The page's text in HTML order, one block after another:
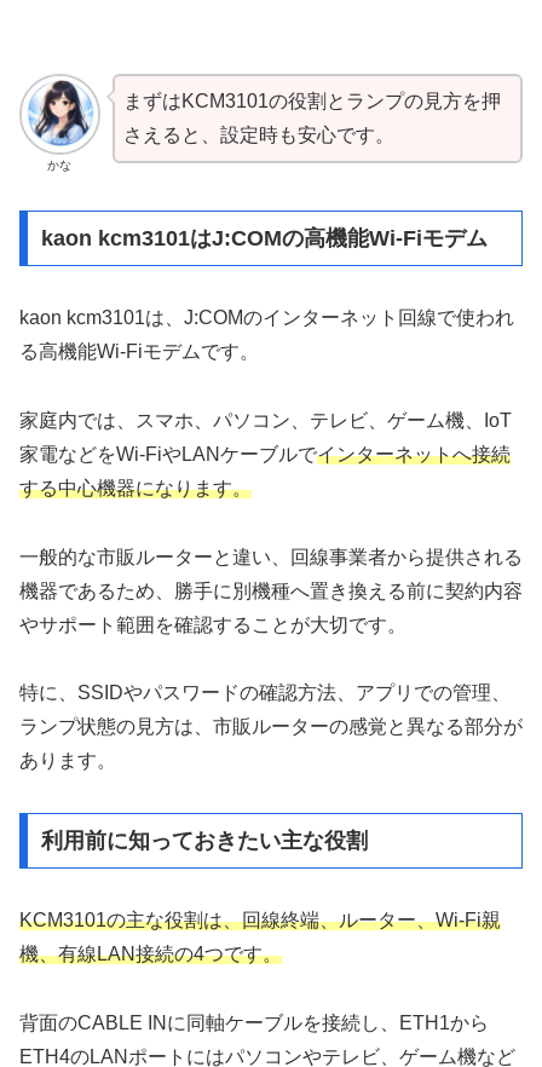
かな
まずはKCM3101の役割とランプの見方を押
さえると、設定時も安心です。
kaon kcm3101はJ:COMの高機能Wi-Fiモデム
kaon kcm3101は、J:COMのインターネット回線で使われ
る高機能Wi-Fiモデムです。
家庭内では、スマホ、パソコン、テレビ、ゲーム機、IoT
家電などをWi-FiやLANケーブルでインターネットへ接続
する中心機器になります。
一般的な市販ルーターと違い、回線事業者から提供される
機器であるため、勝手に別機種へ置き換える前に契約内容
やサポート範囲を確認することが大切です。
特に、SSIDやパスワードの確認方法、アプリでの管理、
ランプ状態の見方は、市販ルーターの感覚と異なる部分が
あります。
利用前に知っておきたい主な役割
KCM3101の主な役割は、回線終端、ルーター、Wi-Fi親
機、有線LAN接続の4つです。
背面のCABLE INに同軸ケーブルを接続し、ETH1から
ETH4のLANポートにはパソコンやテレビ、ゲーム機など